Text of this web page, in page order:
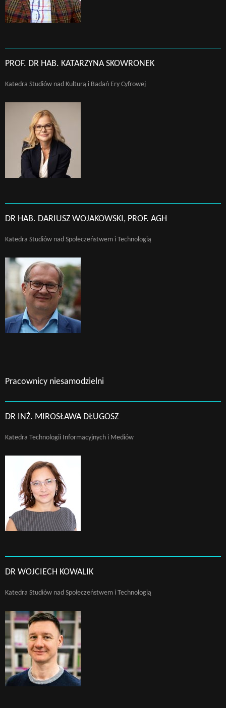
PROF. DR HAB. KATARZYNA SKOWRONEK
Katedra Studiów nad Kulturą i Badań Ery Cyfrowej
DR HAB. DARIUSZ WOJAKOWSKI, PROF. AGH
Katedra Studiów nad Społeczeństwem i Technologią
Pracownicy niesamodzielni
DR INŻ. MIROSŁAWA DŁUGOSZ
Katedra Technologii Informacyjnych i Mediów
DR WOJCIECH KOWALIK
Katedra Studiów nad Społeczeństwem i Technologią